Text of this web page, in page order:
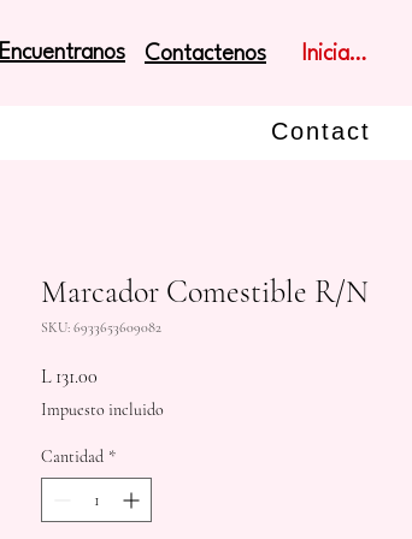
Encuentranos Contactenos Iniciar sesión
Contact
Marcador Comestible R/N
SKU: 6933653609082
L 131.00
Impuesto incluido
Cantidad *